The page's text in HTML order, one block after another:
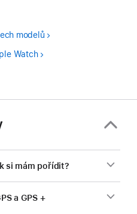
modelů
Watch
si mám pořídit?
a GPS +